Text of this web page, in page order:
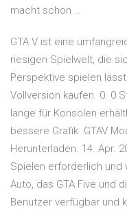
macht schon …
GTA V ist eine
riesigen Spielwelt, die
Perspektive spielen
Vollversion kaufen. 0. 0
lange für Konsolen
bessere Grafik GTAV
Herunterladen. 14. Apr.
Spielen erforderlich und
Auto, das GTA Five und
Benutzer verfügbar und